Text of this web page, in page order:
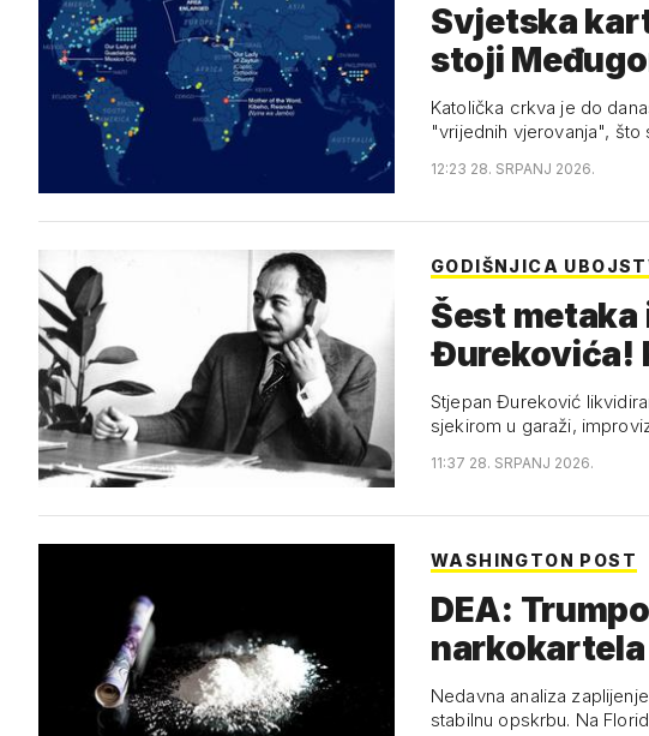
Svjetska
stoji
Katolička crkva je do
"vrijednih vjerovanja",
12:23 28. SRPANJ 2026.
GODIŠNJICA
Šest metaka
Đurekovića!
J…
Stjepan Đureković
sjekirom u garaži,
11:37 28. SRPANJ 2026.
WASHINGTON POST
DEA:
narkokartela
p…
Nedavna analiza
stabilnu opskrbu. Na